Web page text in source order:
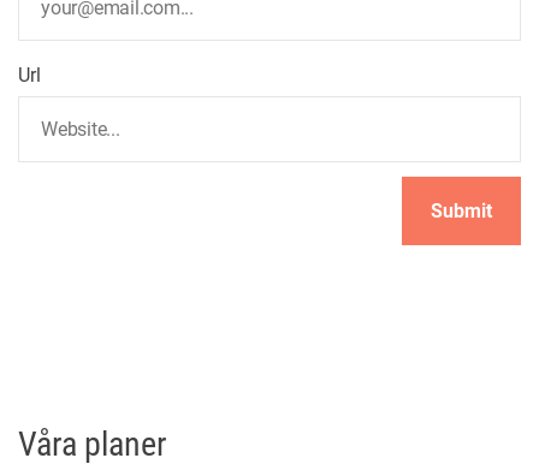
o
n
Url
Våra planer